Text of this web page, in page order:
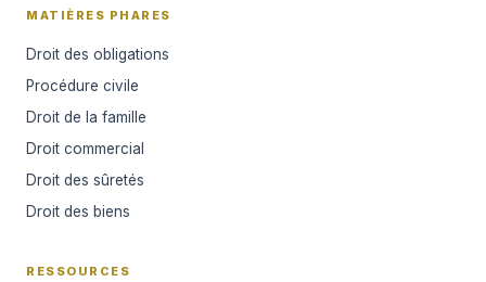
MATIÈRES PHARES
Droit des obligations
Procédure civile
Droit de la famille
Droit commercial
Droit des sûretés
Droit des biens
RESSOURCES